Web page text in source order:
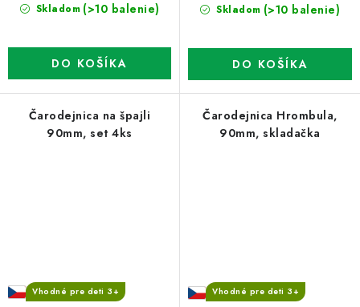
Skladom (>10 balenie)
DO KOŠÍKA
Skladom (>10 balenie)
DO KOŠÍKA
Čarodejnica na špajli
90mm, set 4ks
Vhodné pre deti 3+
Čarodejnica Hrombula,
90mm, skladačka
Vhodné pre deti 3+